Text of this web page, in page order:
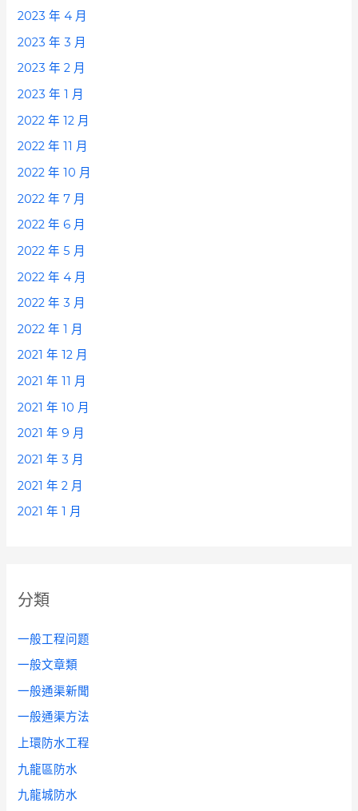
2023 年 4 月
2023 年 3 月
2023 年 2 月
2023 年 1 月
2022 年 12 月
2022 年 11 月
2022 年 10 月
2022 年 7 月
2022 年 6 月
2022 年 5 月
2022 年 4 月
2022 年 3 月
2022 年 1 月
2021 年 12 月
2021 年 11 月
2021 年 10 月
2021 年 9 月
2021 年 3 月
2021 年 2 月
2021 年 1 月
分類
一般工程问题
一般文章類
一般通渠新聞
一般通渠方法
上環防水工程
九龍區防水
九龍城防水